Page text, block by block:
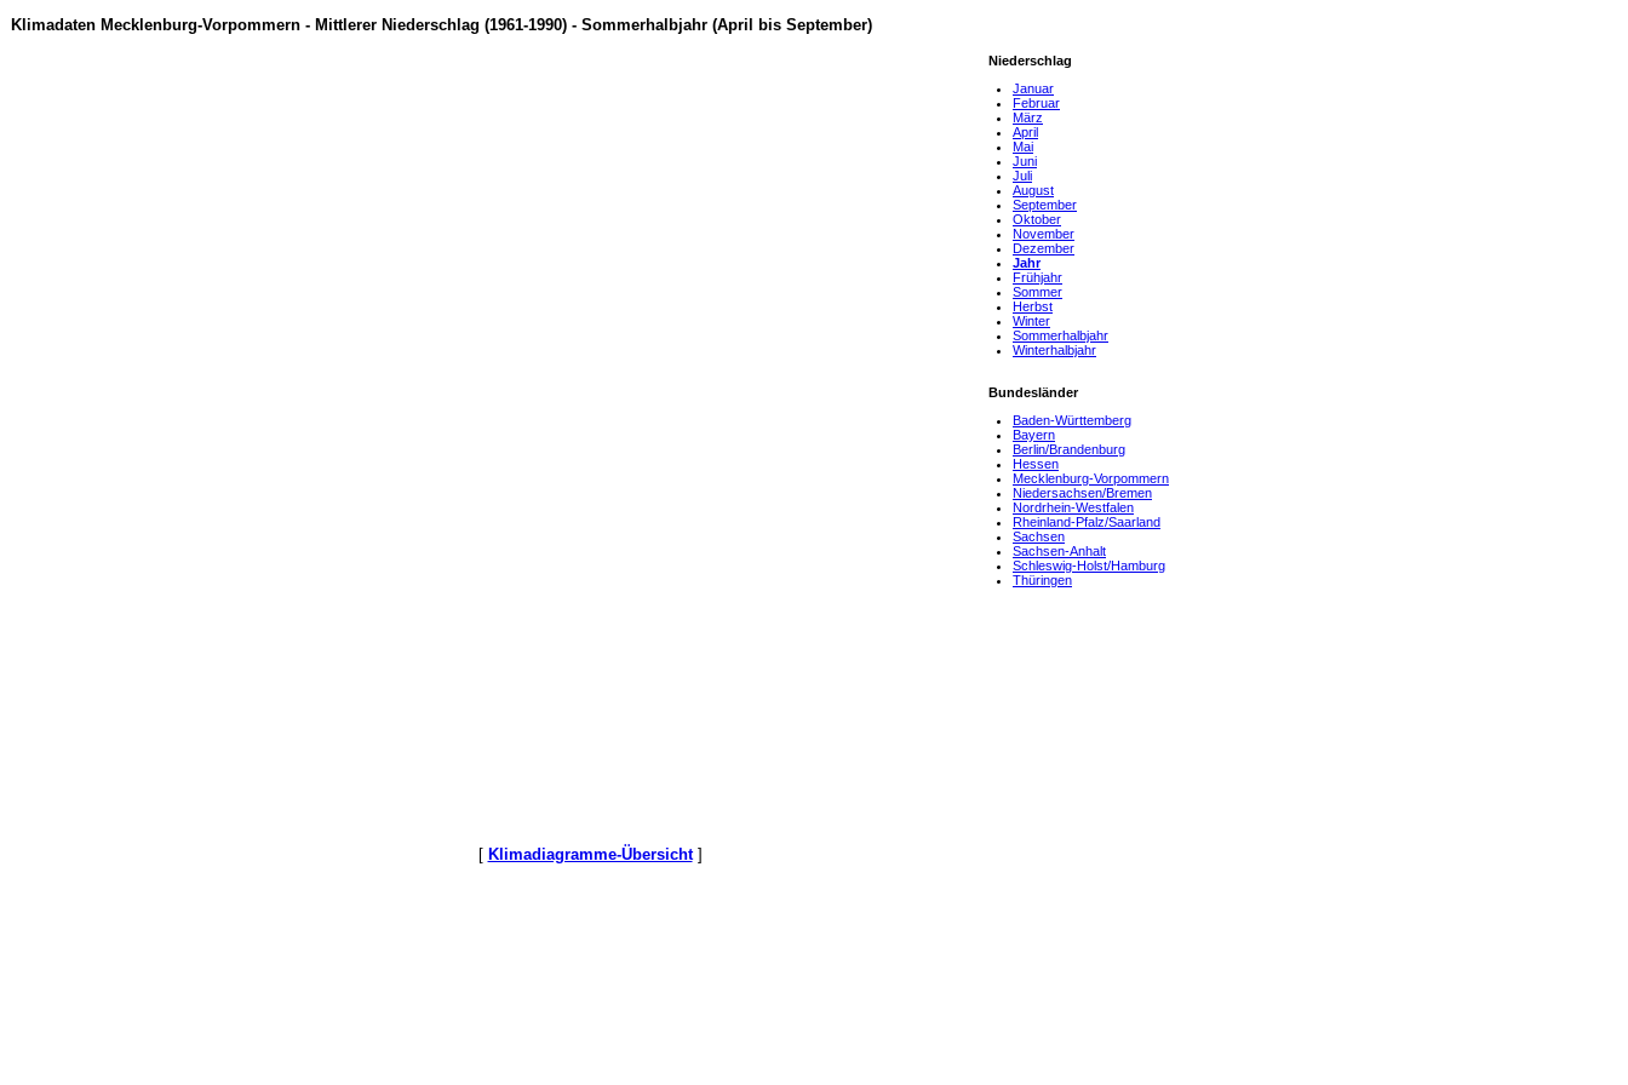
Klimadaten Mecklenburg-Vorpommern - Mittlerer Niederschlag (1961-1990) - Sommerhalbjahr (April bis September)
Niederschlag
Januar
Februar
März
April
Mai
Juni
Juli
August
September
Oktober
November
Dezember
Jahr
Frühjahr
Sommer
Herbst
Winter
Sommerhalbjahr
Winterhalbjahr
Bundesländer
Baden-Württemberg
Bayern
Berlin/Brandenburg
Hessen
Mecklenburg-Vorpommern
Niedersachsen/Bremen
Nordrhein-Westfalen
Rheinland-Pfalz/Saarland
Sachsen
Sachsen-Anhalt
Schleswig-Holst/Hamburg
Thüringen
[ Klimadiagramme-Übersicht]